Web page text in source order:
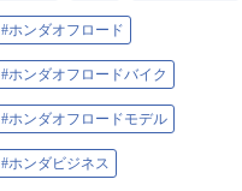
#ホンダオフロード
#ホンダオフロードバイク
#ホンダオフロードモデル
#ホンダビジネス